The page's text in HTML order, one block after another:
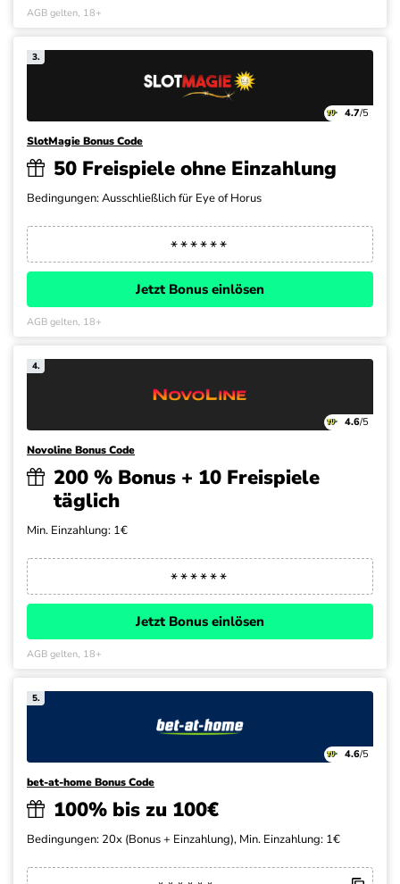
AGB gelten, 18+
3.
4.7/5
SlotMagie Bonus Code
50 Freispiele ohne Einzahlung
Bedingungen: Ausschließlich für Eye of Horus
Jetzt Bonus einlösen
AGB gelten, 18+
4.
4.6/5
Novoline Bonus Code
200 % Bonus + 10 Freispiele
täglich
Min. Einzahlung: 1€
Jetzt Bonus einlösen
AGB gelten, 18+
5.
4.6/5
bet-at-home Bonus Code
100% bis zu 100€
Bedingungen: 20x (Bonus + Einzahlung), Min. Einzahlung: 1€